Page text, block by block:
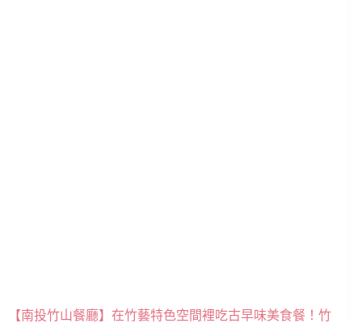
【南投竹山餐廳】在竹藝特色空間裡吃古早味美食餐！竹